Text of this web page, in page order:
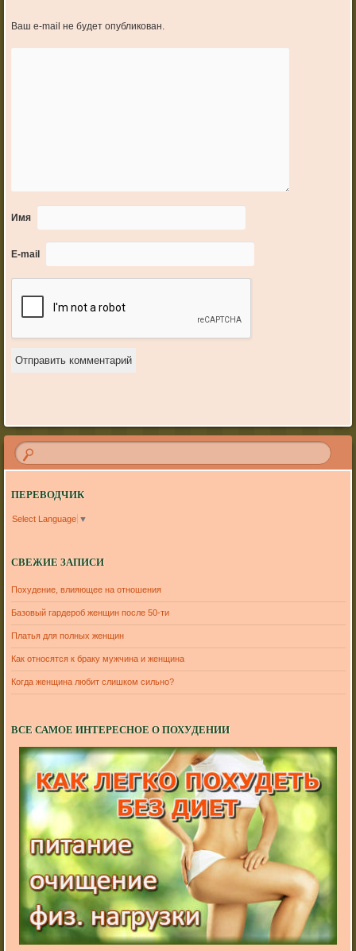
Ваш e-mail не будет опубликован.
Имя
E-mail
ПЕРЕВОДЧИК
Select Language ▼
СВЕЖИЕ ЗАПИСИ
Похудение, влияющее на отношения
Базовый гардероб женщин после 50-ти
Платья для полных женщин
Как относятся к браку мужчина и женщина
Когда женщина любит слишком сильно?
ВСЕ САМОЕ ИНТЕРЕСНОЕ О ПОХУДЕНИИ